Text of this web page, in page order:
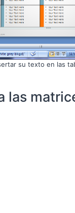
su texto en las
las